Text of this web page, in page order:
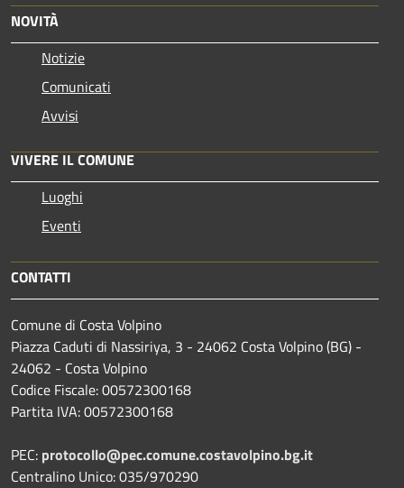
NOVITÀ
Notizie
Comunicati
Avvisi
VIVERE IL COMUNE
Luoghi
Eventi
CONTATTI
Comune di Costa Volpino
Piazza Caduti di Nassiriya, 3 - 24062 Costa Volpino (BG) -
24062 - Costa Volpino
Codice Fiscale: 00572300168
Partita IVA: 00572300168
PEC: protocollo@pec.comune.costavolpino.bg.it
Centralino Unico: 035/970290